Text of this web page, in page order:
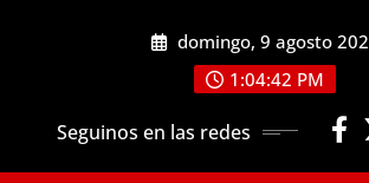
domingo, 9 agosto
1:04:44 PM
Seguinos en las redes